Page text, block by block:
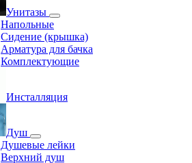
Унитазы
Напольные
Сидение (крышка)
Арматура для бачка
Комплектующие
Инсталляция
Душ
Душевые лейки
Верхний душ